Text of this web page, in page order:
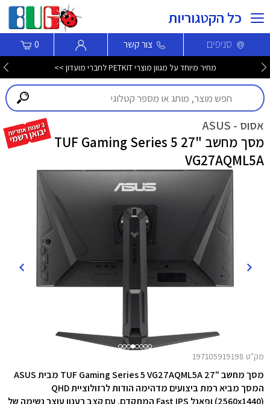
כל הקטגוריות
סניפים צור קשר 0
מחיר מיוחד על מגוון מוצרי PETKIT לחברי מועדון >>
אסוס - ASUS
מסך מחשב "27 TUF Gaming Series 5
VG27AQML5A
מק"ט 197105919198
מסך מחשב "27 TUF Gaming Series 5 VG27AQML5A מבית ASUS
המסך
מביא רמת ביצועים מדהימה הודות לרזולוציית QHD
‏(2560x1440) ופאנל Fast IPS המתקדם. עם קצב רענון עוצר נשימה של